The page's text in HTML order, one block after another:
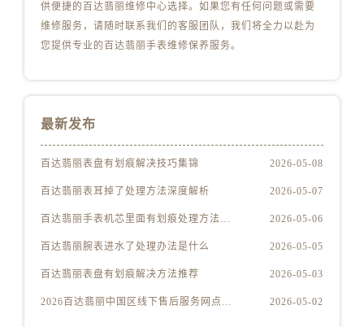
福建省宁德市蕉城区天湖东路百达翡丽售后服务中心（需提前预约）
江苏省常州市新北区龙锦路1590号现代传媒中心5号楼10层1008室百达翡丽售后服务中心（需提前预约）
江苏省徐州市鼓楼区淮海东路29号苏宁广场IFC国际金融中心35层3508室百达翡丽售后服务中心（需提前预约）
供便捷的百达翡丽维修中心选择。如果您有任何问题或需要
维修服务，请随时联系我们的客服团队，我们将全力以赴为
您提供专业的百达翡丽手表维修保养服务。
最新发布
百达翡丽表盘有划痕解决技巧集锦 2026-05-08
百达翡丽表耳掉了处理方法深度解析 2026-05-07
百达翡丽手表机芯里面有划痕处理方法详解 2026-05-06
百达翡丽腕表进水了处理办法是什么 2026-05-05
百达翡丽表盘有划痕解决方法推荐 2026-05-03
2026百达翡丽中国区线下售后服务网点升级优化公告（最新电话及地址） 2026-05-02